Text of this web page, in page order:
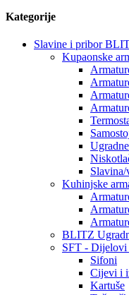
Kategorije
Slavine i pribor
Kupaonske
Kuhinjske
BLITZ
SFT - Dijelovi
Sifoni
Cijevi i
Kartuše